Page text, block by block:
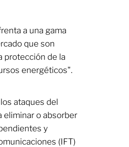
a una gama
que son
protección de la
energéticos".
ataques del
eliminar o absorber
y
(IFT)